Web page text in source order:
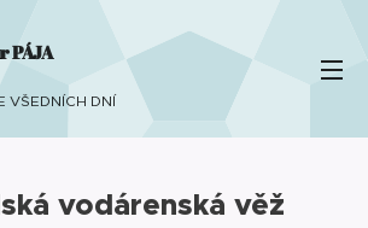
PÁJA
VŠEDNÍCH DNÍ
vodárenská věž